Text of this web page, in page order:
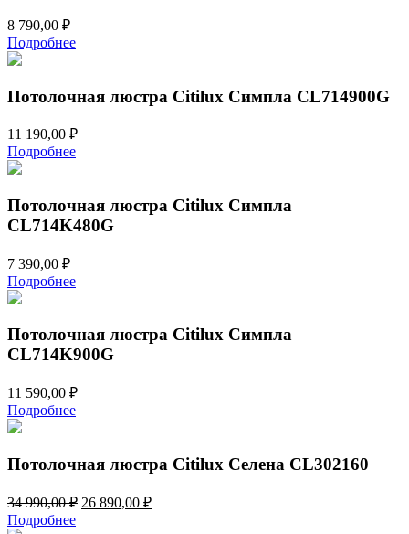
8 790,00 ₽
Подробнее
Потолочная люстра Citilux Симпла CL714900G
11 190,00 ₽
Подробнее
Потолочная люстра Citilux Симпла
CL714K480G
7 390,00 ₽
Подробнее
Потолочная люстра Citilux Симпла
CL714K900G
11 590,00 ₽
Подробнее
Потолочная люстра Citilux Селена CL302160
34 990,00₽ Первоначальная
26 890,00 ₽Текущая
Подробнее